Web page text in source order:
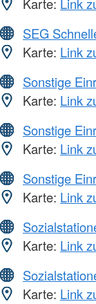
Karte: Link
SEG
Karte: Link
Sonstige
Karte: Link
Sonstige
Karte: Link
Sonstige
Karte: Link
Karte: Link
Karte: Link